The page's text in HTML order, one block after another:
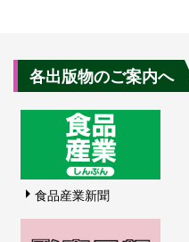
各出版物のご案内へ
食品産業新聞